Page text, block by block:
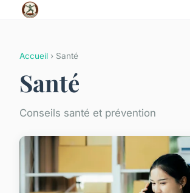
Accueil › Santé
Santé
Conseils santé et prévention